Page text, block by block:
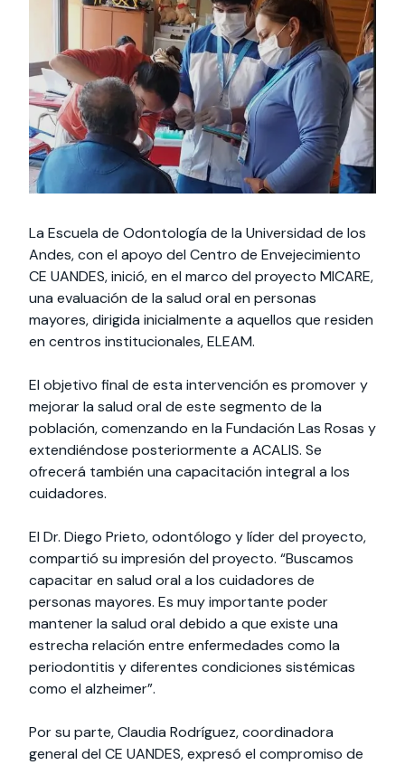
Especialidades y
estadías
Te puede
interesar:
International
students
Facultades
interesar:
2025
vinculación con la
Extensión Cultural
Te puede interesar:Filantropía y Donaciones
intercambio
Servicios y apoyos
Te puede
interesar:
Explora el campus
Uandes
Noticias
estudiantiles
La Escuela de Odontología de la Universidad de los
Andes, con el apoyo del Centro de Envejecimiento
CE UANDES, inició, en el marco del proyecto MICARE,
una evaluación de la salud oral en personas
mayores, dirigida inicialmente a aquellos que residen
en centros institucionales, ELEAM.
El objetivo final de esta intervención es promover y
mejorar la salud oral de este segmento de la
población, comenzando en la Fundación Las Rosas y
extendiéndose posteriormente a ACALIS. Se
ofrecerá también una capacitación integral a los
cuidadores.
El Dr. Diego Prieto, odontólogo y líder del proyecto,
compartió su impresión del proyecto. “Buscamos
capacitar en salud oral a los cuidadores de
personas mayores. Es muy importante poder
mantener la salud oral debido a que existe una
estrecha relación entre enfermedades como la
periodontitis y diferentes condiciones sistémicas
como el alzheimer”.
Por su parte, Claudia Rodríguez, coordinadora
general del CE UANDES, expresó el compromiso de